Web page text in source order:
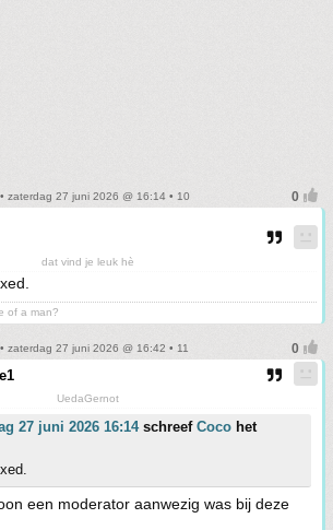
• zaterdag 27 juni 2026 @ 16:14 • 10
dat vind je leuk hè
of a man?
• zaterdag 27 juni 2026 @ 16:42 • 11
UedaGernot
27 juni 2026 16:14schreef Coco het
een moderator aanwezig was bij deze